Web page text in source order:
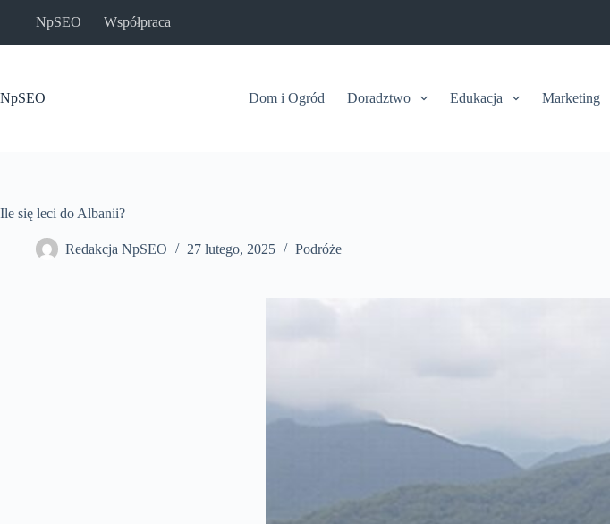
NpSEO Współpraca
NpSEO Dom i Ogród Doradztwo Edukacja Marketing
Ile się leci do Albanii?
Redakcja NpSEO 27 lutego, 2025 Podróże